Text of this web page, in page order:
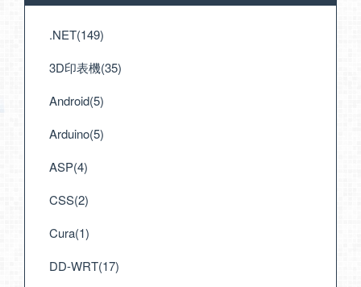
.NET(149)
3D印表機(35)
Android(5)
Arduino(5)
ASP(4)
CSS(2)
Cura(1)
DD-WRT(17)